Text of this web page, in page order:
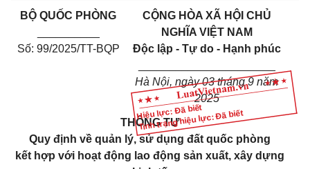
Hiệu lực: Đã biết
Tình trạng hiệu lực: Đã biết
BỘ QUỐC PHÒNG
Số: 99/2025/TT-BQP
CỘNG HÒA XÃ HỘI CHỦ
NGHĨA VIỆT NAM
Độc lập - Tự do - Hạnh phúc
Hà Nội, ngày 03 tháng 9 năm
2025
THÔNG TƯ
Quy định về quản lý, sử dụng đất quốc phòng
kết hợp với hoạt động lao động sản xuất, xây dựng